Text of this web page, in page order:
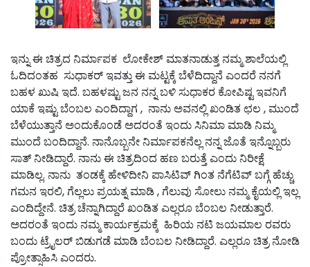
ಇನ್ನು ಈ ಚಿತ್ರದ ನಿರ್ಮಾಪಕ ಲೋಕೇಶ್ ಮಾತನಾಡುತ್ತ ನಮ್ಮ ಶಾಲೆಯಲ್ಲಿ
ಓದಿದಂತಹ ಸುಧಾಕರ್ ಇವತ್ತು ಈ ಮಟ್ಟಕ್ಕೆ ಬೆಳೆದಿದ್ದಾನೆ ಎಂದರೆ ನನಗೆ
ಬಹಳ ಖುಷಿ ಇದೆ. ಬಹಳಷ್ಟು ಜನ ನನ್ನ ಬಳಿ ಸುಧಾಕರ ಕೋಪಿಷ್ಟ ಇವನಿಗೆ
ಯಾಕೆ ಇಷ್ಟು ಬೆಂಬಲ ಎಂದಿದ್ದಾಗ , ನಾನು ಅವನಲ್ಲಿ ಖಂಡಿತ ಛಲ , ಮುಂದೆ
ಬೆಳೆಯುತ್ತಾನೆ ಅಂದುಕೊಂಡೆ ಅದರಂತೆ ಇಂದು ಸಿನಿಮಾ ಮಾಡಿ ನಿಮ್ಮ
ಮುಂದೆ ಬಂದಿದ್ದಾನೆ. ನಾನೊಬ್ಬನೇ ನಿರ್ಮಾಪಕನೆಲ್ಲ ನನ್ನ ಜೊತೆ ಇನ್ನೊಬ್ಬರು
ಸಾತ್ ನೀಡಿದ್ದಾರೆ. ನಾನು ಈ ಚಿತ್ರದಿಂದ ಹಣ ಬರುತ್ತೆ ಎಂದು ನಿರೀಕ್ಷೆ
ಮಾಡಿಲ್ಲ. ನಾನು ತಂಡಕ್ಕೆ ಹೇಳಿದೀನಿ ಪಾಸಿಟಿವ್ ಗಿಂತ ನೆಗೆಟಿವ್ ಬಗ್ಗೆ ಹೆಚ್ಚು
ಗಮನ ಇರಲಿ, ಗೆಲ್ಲಲು ಪ್ರಯತ್ನ ಮಾಡಿ , ಗೆಲುವು ಸೋಲು ನಮ್ಮ ಕೈಯಲ್ಲಿ ಇಲ್ಲ
ಎಂದಿದ್ದೇನೆ. ಚಿತ್ರ ಚೆನ್ನಾಗಿದ್ದಾರೆ ಖಂಡಿತ ಎಲ್ಲರೂ ಬೆಂಬಲ ನೀಡುತ್ತಾರೆ.
ಅದರಂತೆ ಇಂದು ನಮ್ಮ ಕಾರ್ಯಕ್ರಮಕ್ಕೆ ಹಿರಿಯ ನಟಿ ಜಯಮಾಲ ರವರು
ಬಂದು ಟ್ರೈಲರ್ ಬಿಡುಗಡೆ ಮಾಡಿ ಬೆಂಬಲ ನೀಡಿದ್ದಾರೆ. ಎಲ್ಲರೂ ಚಿತ್ರ ನೋಡಿ
ಪ್ರೋತ್ಸಾಹಿಸಿ ಎಂದರು.